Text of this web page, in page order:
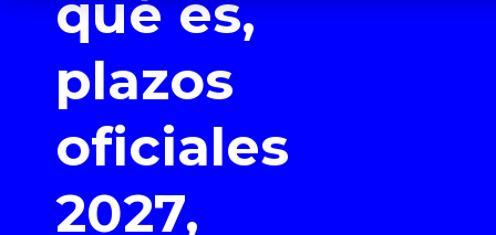
qué es,
plazos
oficiales
2027,